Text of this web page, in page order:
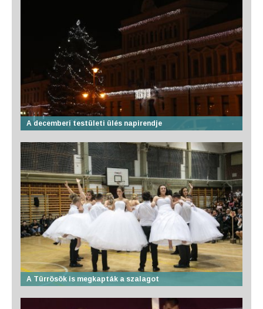
A decemberi testületi ülés napirendje
A Türrösök is megkapták a szalagot